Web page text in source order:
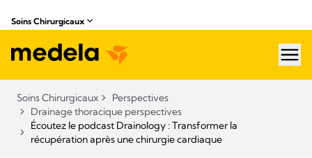
Soins Chirurgicaux
Soins Chirurgicaux
Perspectives
Drainage thoracique perspectives
Écoutez le podcast Drainology : Transformer la
récupération après une chirurgie cardiaque